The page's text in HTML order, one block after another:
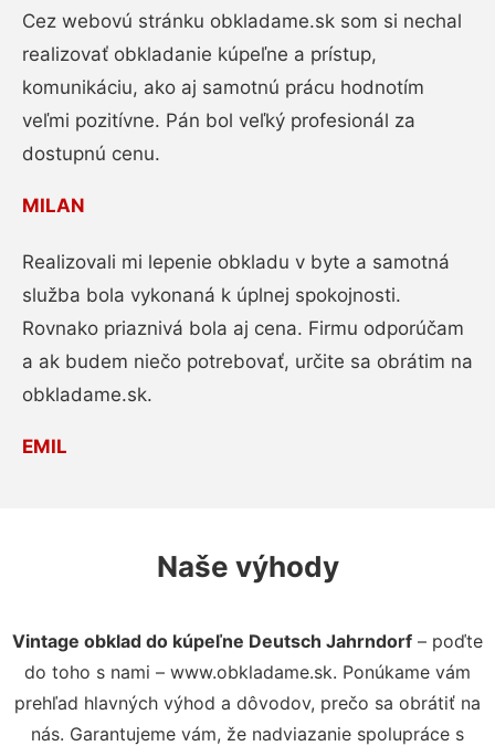
Cez webovú stránku obkladame.sk som si nechal
realizovať obkladanie kúpeľne a prístup,
komunikáciu, ako aj samotnú prácu hodnotím
veľmi pozitívne. Pán bol veľký profesionál za
dostupnú cenu.
MILAN
Realizovali mi lepenie obkladu v byte a samotná
služba bola vykonaná k úplnej spokojnosti.
Rovnako priaznivá bola aj cena. Firmu odporúčam
a ak budem niečo potrebovať, určite sa obrátim na
obkladame.sk.
EMIL
Naše výhody
Vintage obklad do kúpeľne Deutsch Jahrndorf – poďte
do toho s nami – www.obkladame.sk. Ponúkame vám
prehľad hlavných výhod a dôvodov, prečo sa obrátiť na
nás. Garantujeme vám, že nadviazanie spolupráce s